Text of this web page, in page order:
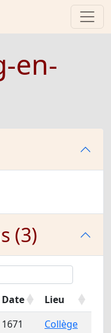
en-
(3)
Date
Lieu
1671
Collège